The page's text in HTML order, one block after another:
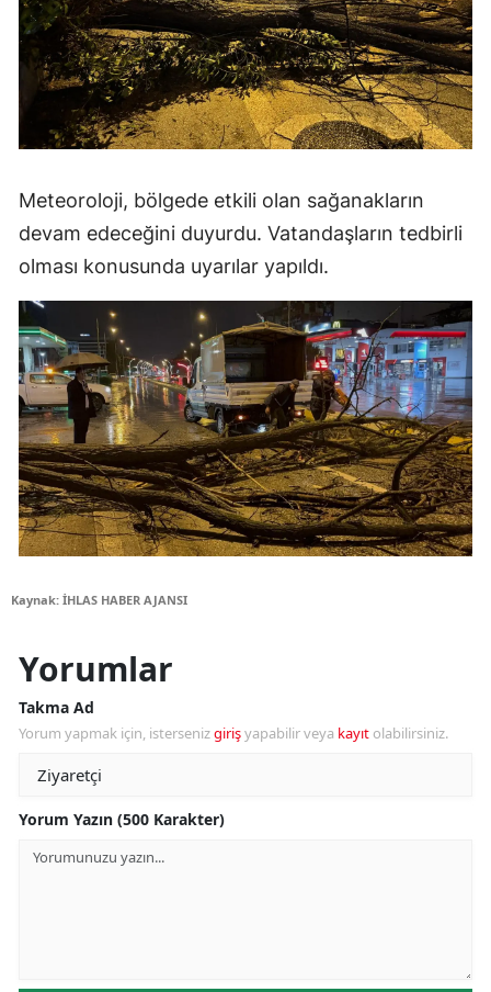
Meteoroloji, bölgede etkili olan sağanakların
devam edeceğini duyurdu. Vatandaşların tedbirli
olması konusunda uyarılar yapıldı.
Kaynak: İHLAS HABER AJANSI
Yorumlar
Takma Ad
Yorum yapmak için, istersenizgirişyapabilir veya kayıt olabilirsiniz.
Yorum Yazın (500 Karakter)